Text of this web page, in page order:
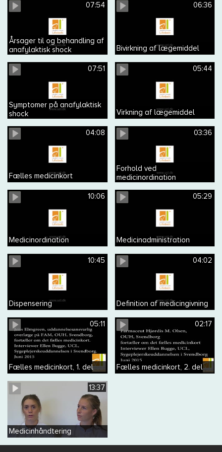
07:54
Årsager til og behandling af
anafylaktisk shock
06:36
Bivirkning af lægemiddel
07:51
Symptomer på anafylaktisk
shock
05:44
Virkning af lægemiddel
04:08
Fælles medicinkort
03:36
Forhold ved
medicinordination
10:06
Medicinordination
05:29
Medicinadministration
10:45
Dispensering
04:02
Definition af medicingivning
05:11
Fælles medicinkort, 1. del
02:17
Fælles medicinkort, 2. del
13:37
Medicinhåndtering